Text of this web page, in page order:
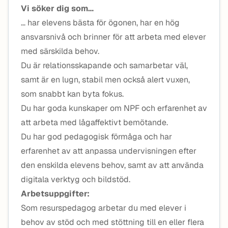
Vi söker dig som…
… har elevens bästa för ögonen, har en hög
ansvarsnivå och brinner för att arbeta med elever
med särskilda behov.
Du är relationsskapande och samarbetar väl,
samt är en lugn, stabil men också alert vuxen,
som snabbt kan byta fokus.
Du har goda kunskaper om NPF och erfarenhet av
att arbeta med lågaffektivt bemötande.
Du har god pedagogisk förmåga och har
erfarenhet av att anpassa undervisningen efter
den enskilda elevens behov, samt av att använda
digitala verktyg och bildstöd.
Arbetsuppgifter:
Som resurspedagog arbetar du med elever i
behov av stöd och med stöttning till en eller flera